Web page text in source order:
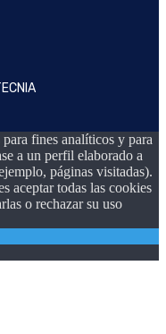
fines analíticos y para
a un perfil elaborado a
páginas visitadas).
aceptar todas las cookies
o rechazar su uso